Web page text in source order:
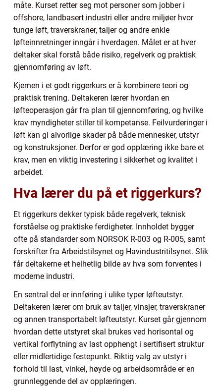
måte. Kurset retter seg mot personer som jobber i
offshore, landbasert industri eller andre miljøer hvor
tunge løft, traverskraner, taljer og andre enkle
løfteinnretninger inngår i hverdagen. Målet er at hver
deltaker skal forstå både risiko, regelverk og praktisk
gjennomføring av løft.
Kjernen i et godt riggerkurs er å kombinere teori og
praktisk trening. Deltakeren lærer hvordan en
løfteoperasjon går fra plan til gjennomføring, og hvilke
krav myndigheter stiller til kompetanse. Feilvurderinger i
løft kan gi alvorlige skader på både mennesker, utstyr
og konstruksjoner. Derfor er god opplæring ikke bare et
krav, men en viktig investering i sikkerhet og kvalitet i
arbeidet.
Hva lærer du på et riggerkurs?
Et riggerkurs dekker typisk både regelverk, teknisk
forståelse og praktiske ferdigheter. Innholdet bygger
ofte på standarder som NORSOK R-003 og R-005, samt
forskrifter fra Arbeidstilsynet og Havindustritilsynet. Slik
får deltakerne et helhetlig bilde av hva som forventes i
moderne industri.
En sentral del er innføring i ulike typer løfteutstyr.
Deltakeren lærer om bruk av taljer, vinsjer, traverskraner
og annen transportabelt løfteutstyr. Kurset går gjennom
hvordan dette utstyret skal brukes ved horisontal og
vertikal forflytning av last opphengt i sertifisert struktur
eller midlertidige festepunkt. Riktig valg av utstyr i
forhold til last, vinkel, høyde og arbeidsområde er en
grunnleggende del av opplæringen.